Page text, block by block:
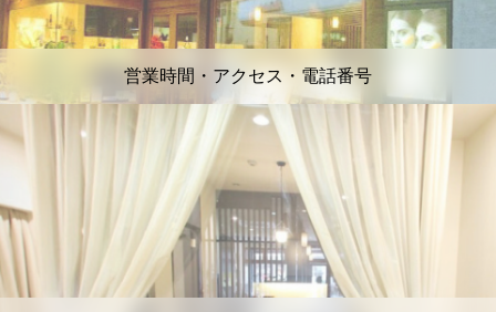
営業時間・アクセス・電話番号